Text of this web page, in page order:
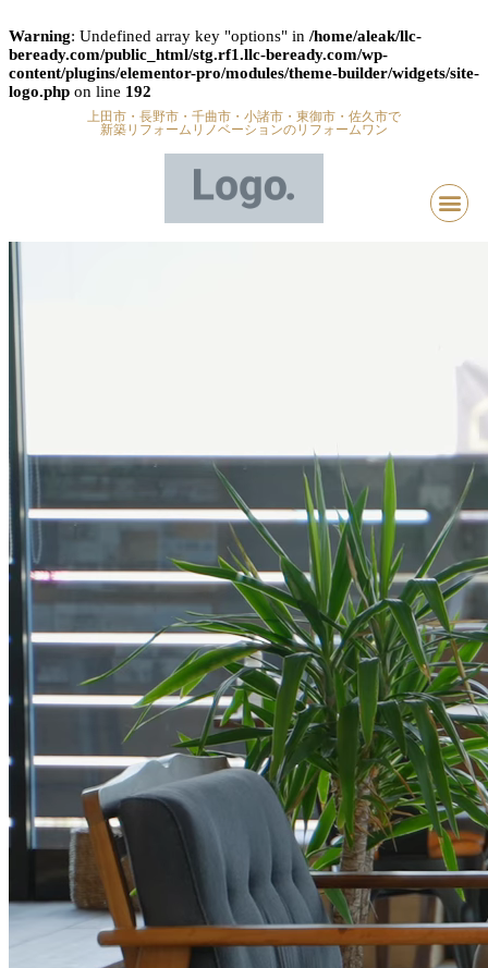
Warning: Undefined array key "options" in /home/aleak/llc-
beready.com/public_html/stg.rf1.llc-beready.com/wp-
content/plugins/elementor-pro/modules/theme-builder/widgets/site-
logo.php on line 192
上田市・長野市・千曲市・小諸市・東御市・佐久市で
新築リフォームリノベーションのリフォームワン